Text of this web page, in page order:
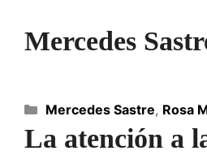
Mercedes
La atención a
Categorías
Mercedes Sastre, Rosa